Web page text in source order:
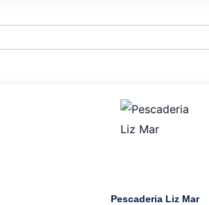
Pescaderia Liz Mar